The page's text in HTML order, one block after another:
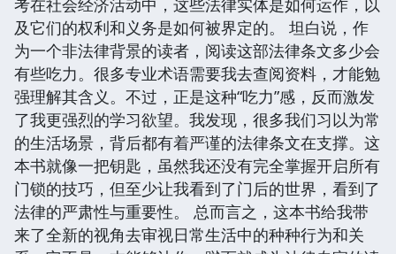
及它们的权利和义务是如何被界定的。 坦白说，作
为一个非法律背景的读者，阅读这部法律条文多少会
有些吃力。很多专业术语需要我去查阅资料，才能勉
强理解其含义。不过，正是这种“吃力”感，反而激发
了我更强烈的学习欲望。我发现，很多我们习以为常
的生活场景，背后都有着严谨的法律条文在支撑。这
本书就像一把钥匙，虽然我还没有完全掌握开启所有
门锁的技巧，但至少让我看到了门后的世界，看到了
法律的严肃性与重要性。 总而言之，这本书给我带
来了全新的视角去审视日常生活中的种种行为和关